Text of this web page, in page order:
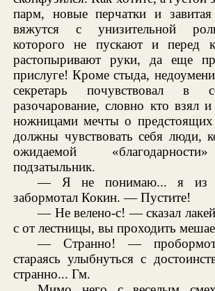
парм, новые перчатки и
вяжутся с унизительной
которого не пускают и перед
растопыривают руки, да еще
прислуге! Кроме стыда,
секретарь почувствовал в
разочарование, словно кто взял
ножницами мечты о предстоящих
должны чувствовать себя люди,
ожидаемой
подзатыльник.
— Я не понимаю... я из
забормотал Кокин. — Пустите!
— Не велено-с! — сказал
с от лестницы, вы проходить
— Странно! —
стараясь улыбнуться с
странно... Гм.